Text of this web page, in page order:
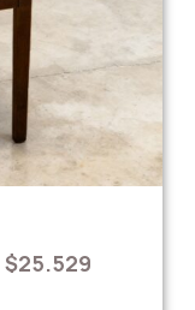
$25.529